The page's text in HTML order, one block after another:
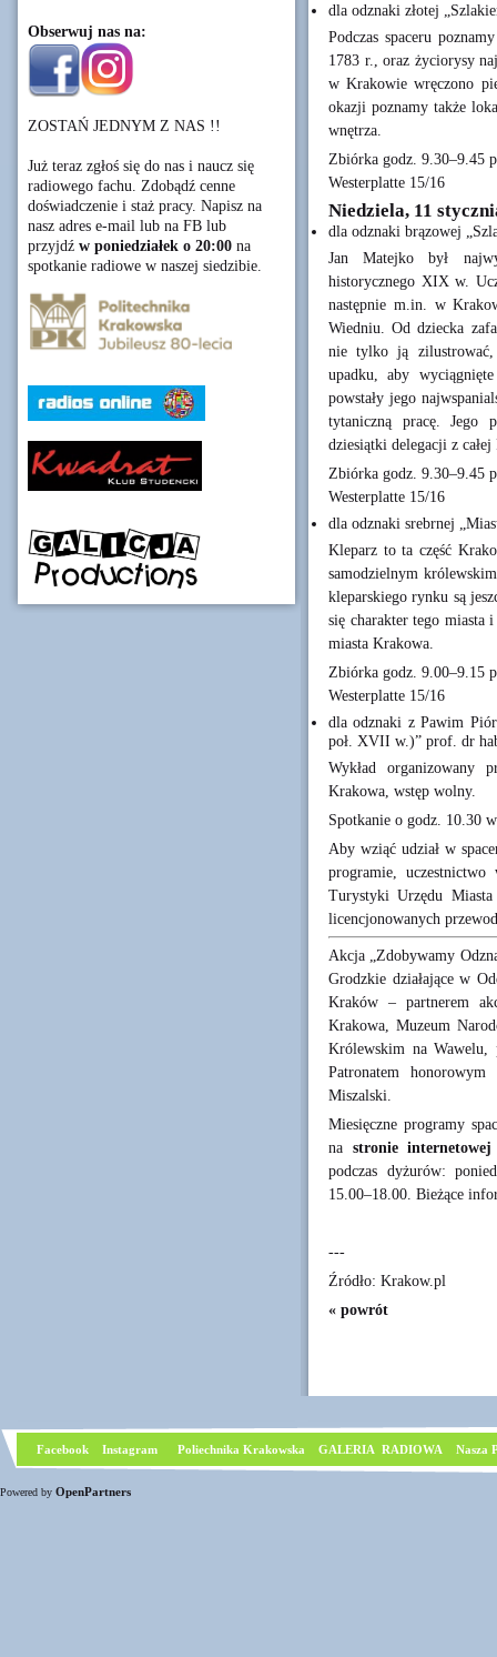
Obserwuj nas na:
ZOSTAŃ JEDNYM Z NAS !!
Już teraz zgłoś się do nas i naucz się
radiowego fachu. Zdobądź cenne
doświadczenie i staż pracy. Napisz na
nasz adres e-mail lub na FB lub
przyjdź w poniedziałek o 20:00 na
spotkanie radiowe w naszej siedzibie.
dla odznaki złotej
Podczas spaceru
1783 r., oraz życiorysy
w Krakowie wręczono
okazji poznamy także
wnętrza.
Zbiórka godz. 9.30–9.45
Westerplatte 15/16
Niedziela, 11
dla odznaki brązowej
Jan Matejko był
historycznego XIX w.
następnie m.in. w
Wiedniu. Od dziecka
nie tylko ją zilustrować,
upadku, aby
powstały jego
tytaniczną pracę. Jego
dziesiątki delegacji z
Zbiórka godz. 9.30–9.45
Westerplatte 15/16
dla odznaki srebrnej
Kleparz to ta część
samodzielnym
kleparskiego rynku są
się charakter tego miasta
miasta Krakowa.
Zbiórka godz. 9.00–9.15
Westerplatte 15/16
dla odznaki z Pawim
poł. XVII w.)” prof. dr
Wykład organizowany
Krakowa, wstęp wolny.
Spotkanie o godz. 10.30
Aby wziąć udział w
programie,
Turystyki Urzędu
licencjonowanych
Akcja „Zdobywamy
Grodzkie działające w
Kraków – partnerem
Krakowa, Muzeum
Królewskim na Wawelu,
Patronatem
Miszalski.
Miesięczne programy
na stronie
podczas dyżurów:
15.00–18.00. Bieżące
---
Źródło: Krakow.pl
« powrót
Facebook Instagram Poliechnika Krakowska GALERIA RADIOWA Nasza
Powered by OpenPartners